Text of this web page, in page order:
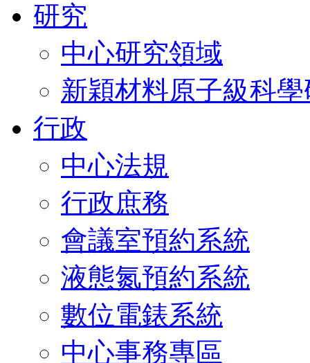
研究
中心研究領域
新穎材料原子級科
行政
中心法規
行政庶務
會議室預約系統
液態氮預約系統
數位電錶系統
中心事務專區